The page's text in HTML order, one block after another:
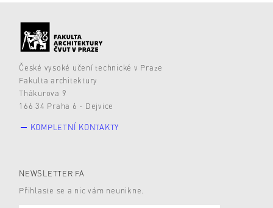
České vysoké učení technické v Praze
Fakulta architektury
Thákurova 9
166 34 Praha 6 - Dejvice
KOMPLETNÍ KONTAKTY
NEWSLETTER FA
Přihlaste se a nic vám neunikne.